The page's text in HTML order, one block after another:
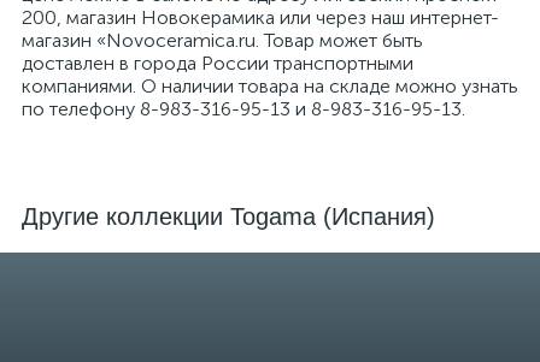
200, магазин Новокерамика или через наш интернет-
магазин «Novoceramica.ru. Товар может быть
доставлен в города России транспортными
компаниями. О наличии товара на складе можно узнать
по телефону 8-983-316-95-13 и 8-983-316-95-13.
Другие коллекции Togama (Испания)